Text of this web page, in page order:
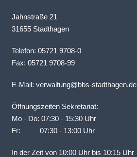
Jahnstraße 21
31655 Stadthagen
Telefon: 05721 9708-0
Fax: 05721 9708-99
E-Mail: verwaltung@bbs-stadthagen.de
Öffnungszeiten Sekretariat:
Mo - Do: 07:30 - 15:30 Uhr
Fr: 07:30 - 13:00 Uhr
In der Zeit von 10:00 Uhr bis 10:15 Uhr